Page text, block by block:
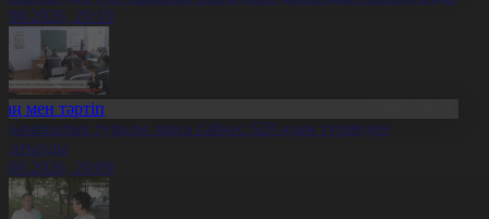
20:10
мен тәртіп
туралы заңға сәйкес 620 адам түрмеден
20:09